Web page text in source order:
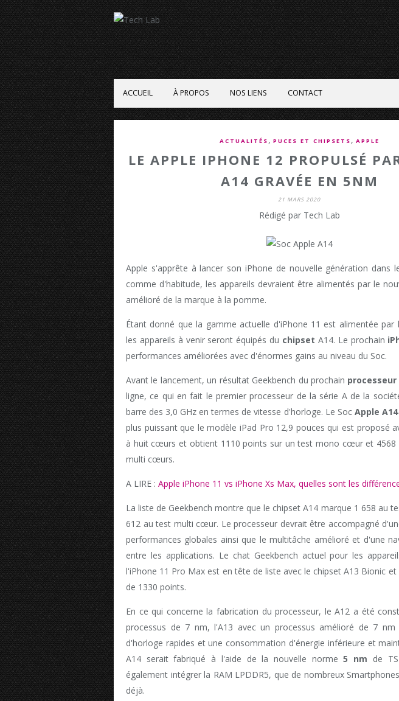
ACCUEIL À PROPOS NOS LIENS CONTACT
ACTUALITÉS , PUCES ET CHIPSETS , APPLE
LE APPLE IPHONE 12 PROPULSÉ
A14 GRAVÉE EN 5NM
21 MARS 2020
Rédigé par Tech Lab
Apple s'apprête à lancer son iPhone de nouvelle génération dans
comme d'habitude, les appareils devraient être alimentés par le
amélioré de la marque à la pomme.
Étant donné que la gamme actuelle d'iPhone 11 est alimentée par
les appareils à venir seront équipés du chipset A14. Le prochain
performances améliorées avec d'énormes gains au niveau du Soc.
Avant le lancement, un résultat Geekbench du prochain processeur
ligne, ce qui en fait le premier processeur de la série A de la
barre des 3,0 GHz en termes de vitesse d'horloge. Le Soc Apple A14
plus puissant que le modèle iPad Pro 12,9 pouces qui est proposé
à huit cœurs et obtient 1110 points sur un test mono cœur et 4568
multi cœurs.
A LIRE : Apple iPhone 11 vs iPhone Xs Max, quelles sont les
La liste de Geekbench montre que le chipset A14 marque 1 658 au
612 au test multi cœur. Le processeur devrait être accompagné
performances globales ainsi que le multitâche amélioré et d'une
entre les applications. Le chat Geekbench actuel pour les
l'iPhone 11 Pro Max est en tête de liste avec le chipset A13 Bionic
de 1330 points.
En ce qui concerne la fabrication du processeur, le A12 a été
processus de 7 nm, l'A13 avec un processus amélioré de 7 nm
d'horloge rapides et une consommation d'énergie inférieure et
A14 serait fabriqué à l'aide de la nouvelle norme5 nm de
également intégrer la RAM LPDDR5, que de nombreux
déjà.